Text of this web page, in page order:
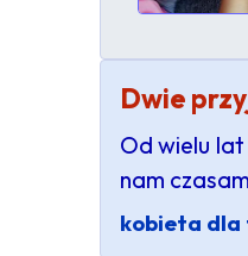
Dwie
Od wielu
nam
kobieta